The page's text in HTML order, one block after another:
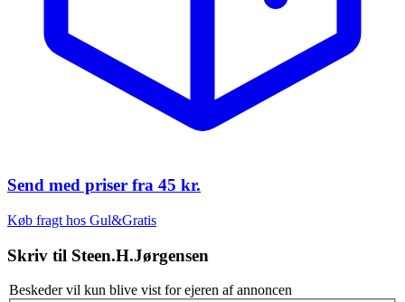
Send med priser fra 45 kr.
Køb fragt hos Gul&Gratis
Skriv til Steen.H.Jørgensen
Beskeder vil kun blive vist for ejeren af annoncen